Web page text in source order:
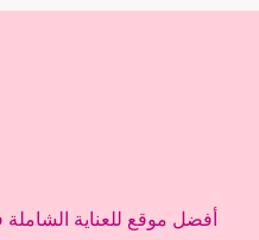
أفضل موقع للعناية